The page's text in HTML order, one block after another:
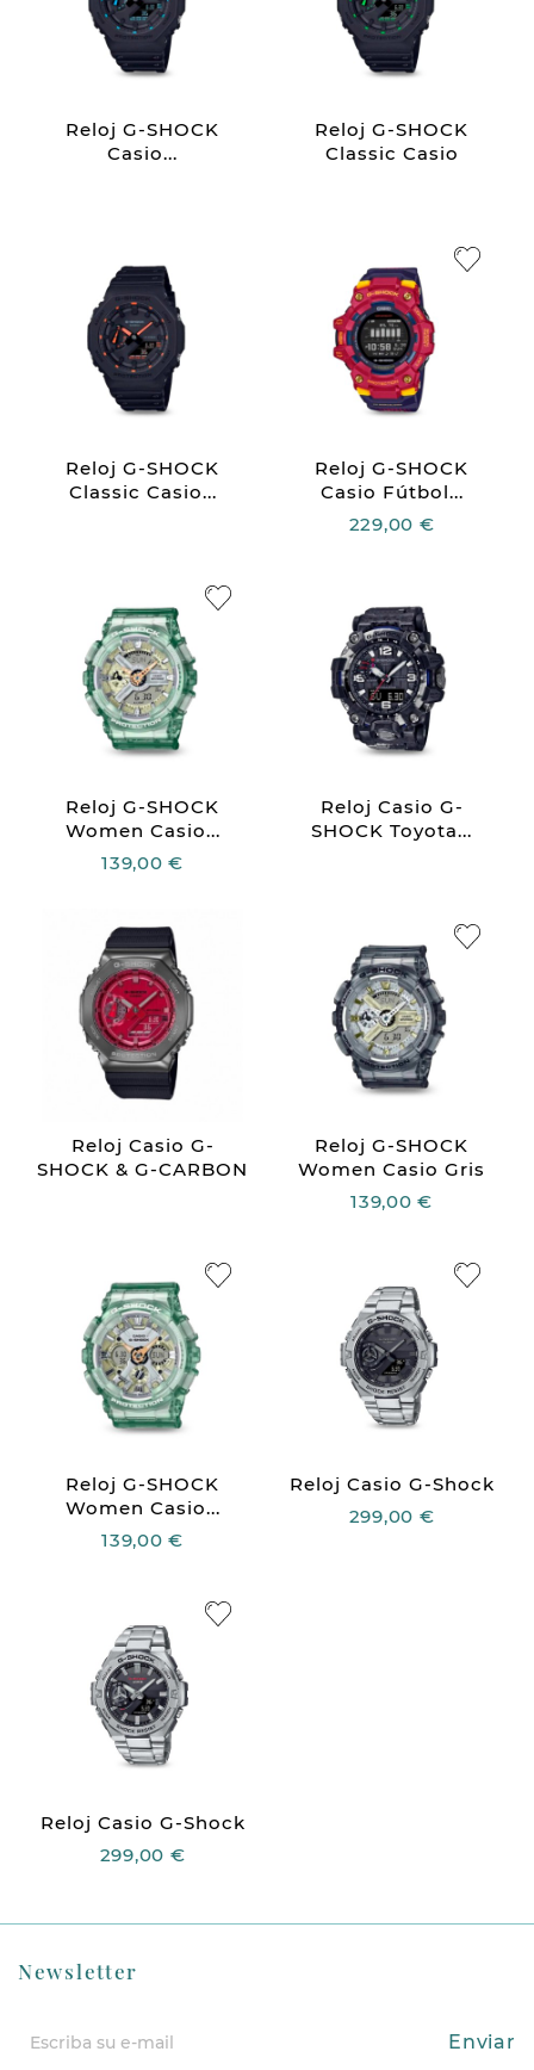
Reloj G-SHOCK
Casio...
Reloj G-SHOCK
Classic Casio
Reloj G-SHOCK
Classic Casio...
Reloj G-SHOCK
Casio Fútbol...
229,00 €
Reloj G-SHOCK
Women Casio...
139,00 €
Reloj Casio G-
SHOCK Toyota...
Reloj Casio G-
SHOCK & G-CARBON
Reloj G-SHOCK
Women Casio Gris
139,00 €
Reloj G-SHOCK
Women Casio...
139,00 €
Reloj Casio G-Shock
299,00 €
Reloj Casio G-Shock
299,00 €
Newsletter
Enviar